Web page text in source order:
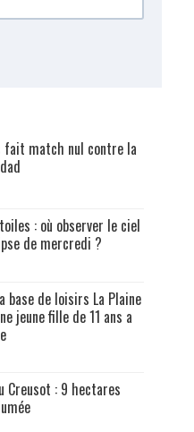
fait match nul contre la
: où observer le ciel
de mercredi ?
base de loisirs La Plaine
jeune fille de 11 ans a
Creusot : 9 hectares